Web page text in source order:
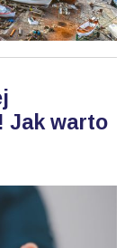
Jak warto